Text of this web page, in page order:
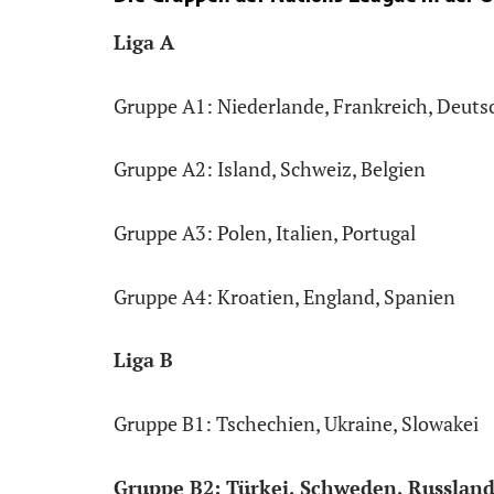
Liga A
Gruppe A1: Niederlande, Frankreich,
Gruppe A2: Island, Schweiz, Belgien
Gruppe A3: Polen, Italien, Portugal
Gruppe A4: Kroatien, England, Spanien
Liga B
Gruppe B1: Tschechien, Ukraine, Slowakei
Gruppe B2: Türkei, Schweden, Russland